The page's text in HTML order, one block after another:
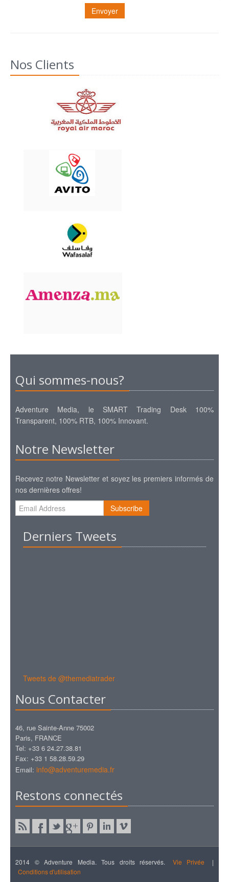
Envoyer
Nos Clients
Qui sommes-nous?
Adventure Media, le SMART Trading Desk 100%
Transparent, 100% RTB, 100% Innovant.
Notre Newsletter
Recevez notre Newsletter et soyez les premiers informés de
nos dernières offres!
Subscribe
Derniers Tweets
Tweets de @themediatrader
Nous Contacter
46, rue Sainte-Anne 75002
Paris, FRANCE
Tel: +33 6 24.27.38.81
Fax: +33 1 58.28.59.29
Email: info@adventuremedia.fr
Restons connectés
2014 © Adventure Media. Tous droits réservés. Vie Privée
|
Conditions d'utilisation